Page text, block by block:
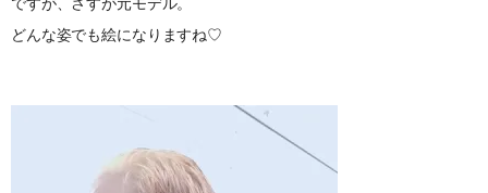
ですが、さすが元モデル。
どんな姿でも絵になりますね♡